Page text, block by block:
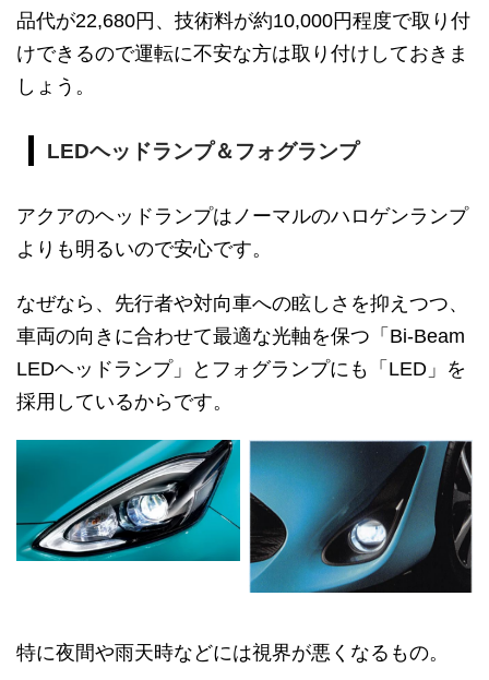
品代が22,680円、技術料が約10,000円程度で取り付
けできるので運転に不安な方は取り付けしておきま
しょう。
LEDヘッドランプ＆フォグランプ
アクアのヘッドランプはノーマルのハロゲンランプ
よりも明るいので安心です。
なぜなら、先行者や対向車への眩しさを抑えつつ、
車両の向きに合わせて最適な光軸を保つ「Bi-Beam
LEDヘッドランプ」とフォグランプにも「LED」を
採用しているからです。
特に夜間や雨天時などには視界が悪くなるもの。